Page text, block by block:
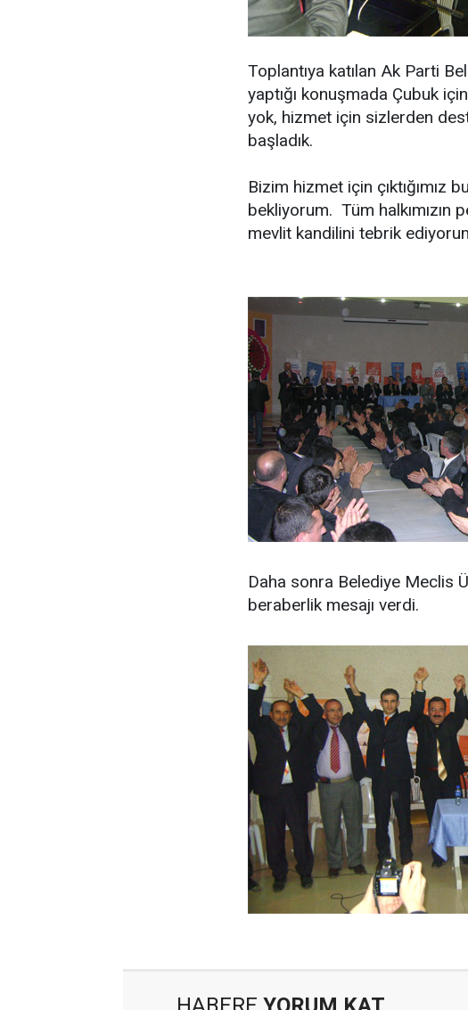
Toplantıya katılan Ak Parti
yaptığı konuşmada Çubuk
yok, hizmet için sizlerden
başladık.
Bizim hizmet için çıktığımız
bekliyorum. Tüm
mevlit kandilini tebrik
Daha sonra Belediye Meclis
beraberlik mesajı verdi.